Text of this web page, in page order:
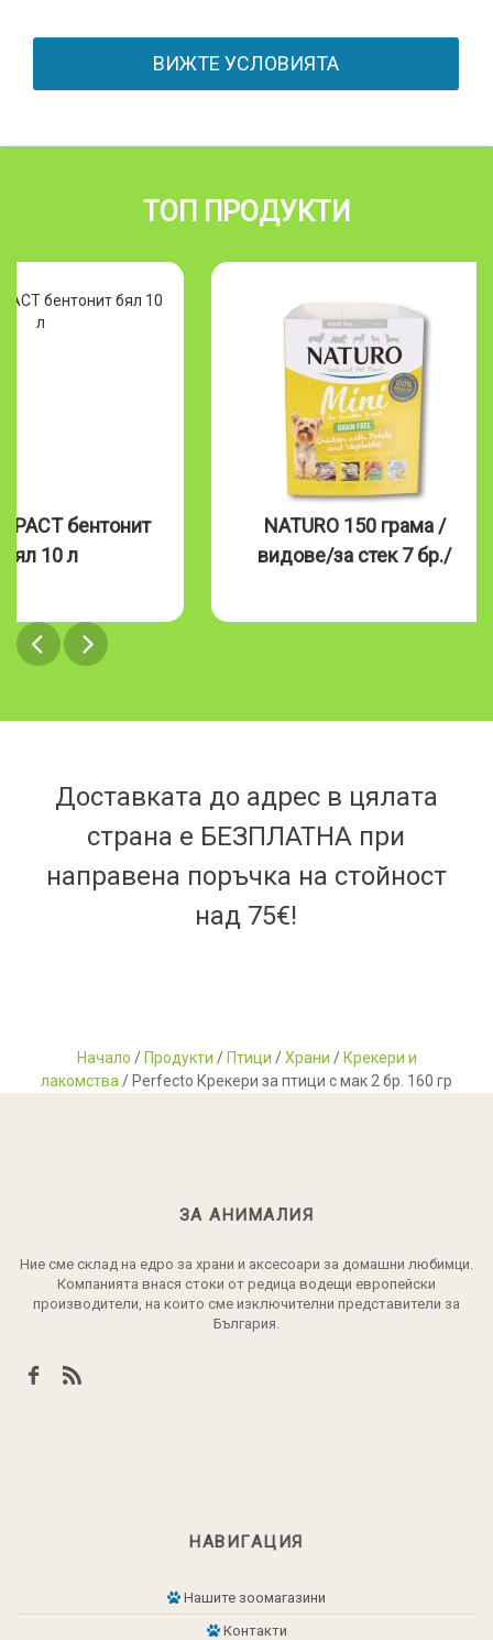
ВИЖТЕ УСЛОВИЯТА
ТОП ПРОДУКТИ
бентонит
бял 10 л
NATURO 150 грама /
видове/за стек 7 бр./
Доставката до адрес в цялата
страна е БЕЗПЛАТНА при
направена поръчка на стойност
над 75€!
Начало / Продукти / Птици /Храни / Крекери и
лакомства / Perfecto Крекери за птици с мак 2 бр. 160 гр
ЗА АНИМАЛИЯ
Ние сме склад на едро за храни и аксесоари за домашни любимци.
Компанията внася стоки от редица водещи европейски
производители, на които сме изключителни представители за
България.
НАВИГАЦИЯ
Нашите зоомагазини
Контакти